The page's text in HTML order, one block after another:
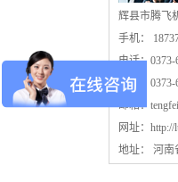
辉县市腾飞
手机：
电话：0373-
传真：0373-
邮箱：
网址： http://
地址： 河南